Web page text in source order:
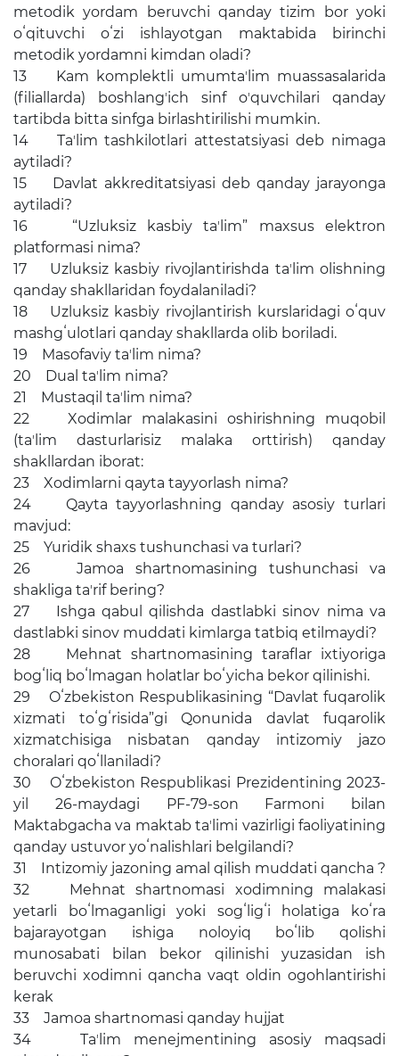
ОАВ биз ҳақимизда
Маърузалар
Галерея
Видеогалерея
Конференциялар
Ёрдам
Танловлар
Аккредитация
Инфографика
Корупцияга қарши кураш
Murojaatlar
Эълонлар
Очиқ маълумотлар
Очиқ бюджет
ОЧИҚ МАЪЛУМОТЛАР
(ПФ-6247)
Очиқ маълумотлар
тўплами
Хужжатлар
metodik yordam beruvchi qanday tizim bor yoki
oʻqituvchi oʻzi ishlayotgan maktabida birinchi
metodik yordamni kimdan oladi?
13 Kam komplektli umumtaʼlim muassasalarida
(filiallarda) boshlangʼich sinf oʼquvchilari qanday
tartibda bitta sinfga birlashtirilishi mumkin.
14 Taʼlim tashkilotlari attestatsiyasi deb nimaga
aytiladi?
15 Davlat akkreditatsiyasi deb qanday jarayonga
aytiladi?
16 “Uzluksiz kasbiy taʼlim” maxsus elektron
platformasi nima?
17 Uzluksiz kasbiy rivojlantirishda taʼlim olishning
qanday shakllaridan foydalaniladi?
18 Uzluksiz kasbiy rivojlantirish kurslaridagi oʻquv
mashgʻulotlari qanday shakllarda olib boriladi.
19 Masofaviy taʼlim nima?
20 Dual taʼlim nima?
21 Mustaqil taʼlim nima?
22 Xodimlar malakasini oshirishning muqobil
(taʼlim dasturlarisiz malaka orttirish) qanday
shakllardan iborat:
23 Xodimlarni qayta tayyorlash nima?
24 Qayta tayyorlashning qanday asosiy turlari
mavjud:
25 Yuridik shaxs tushunchasi va turlari?
26 Jamoa shartnomasining tushunchasi va
shakliga taʼrif bering?
27 Ishga qabul qilishda dastlabki sinov nima va
dastlabki sinov muddati kimlarga tatbiq etilmaydi?
28 Mehnat shartnomasining taraflar ixtiyoriga
bogʻliq boʻlmagan holatlar boʻyicha bekor qilinishi.
29 Oʻzbekiston Respublikasining “Davlat fuqarolik
xizmati toʻgʻrisida”gi Qonunida davlat fuqarolik
xizmatchisiga nisbatan qanday intizomiy jazo
choralari qoʻllaniladi?
30 Oʻzbekiston Respublikasi Prezidentining 2023-
yil 26-maydagi PF-79-son Farmoni bilan
Maktabgacha va maktab taʼlimi vazirligi faoliyatining
qanday ustuvor yoʻnalishlari belgilandi?
31 Intizomiy jazoning amal qilish muddati qancha ?
32 Mehnat shartnomasi xodimning malakasi
yetarli boʻlmaganligi yoki sogʻligʻi holatiga koʻra
bajarayotgan ishiga noloyiq boʻlib qolishi
munosabati bilan bekor qilinishi yuzasidan ish
beruvchi xodimni qancha vaqt oldin ogohlantirishi
kerak
33 Jamoa shartnomasi qanday hujjat
34 Taʼlim menejmentining asosiy maqsadi